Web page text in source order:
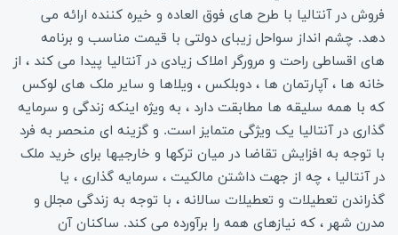
فروش در آنتالیا با طرح های فوق العاده و خیره کننده ارائه می
دهد. چشم انداز سواحل زیبای دولتی با قیمت مناسب و برنامه
های اقساطی راحت و مرورگر املاک زیادی در آنتالیا پیدا می کند ، از
خانه ها ، آپارتمان ها ، دوبلکس ، ویلاها و سایر ملک های لوکس
که با همه سلیقه ها مطابقت دارد ، به ویژه اینکه زندگی و سرمایه
گذاری در آنتالیا یک ویژگی متمایز است. و گزینه ای منحصر به فرد
با توجه به افزایش تقاضا در میان ترکها و خارجیها برای خرید ملک
در آنتالیا ، چه از جهت داشتن مالکیت ، سرمایه گذاری ، یا
گذراندن تعطیلات و تعطیلات سالانه ، با توجه به زندگی مجلل و
مدرن شهر ، که نیازهای همه را برآورده می کند. ساکنان آن